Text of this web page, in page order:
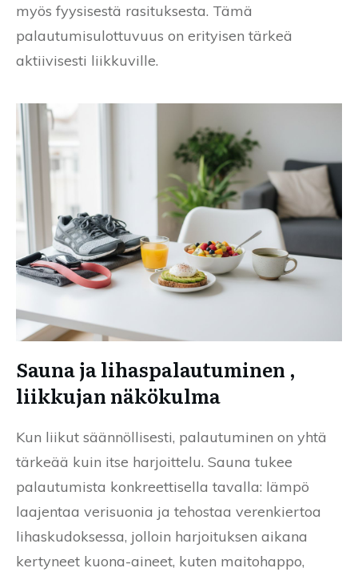
myös fyysisestä rasituksesta. Tämä
palautumisulottuvuus on erityisen tärkeä
aktiivisesti liikkuville.
Sauna ja lihaspalautuminen ,
liikkujan näkökulma
Kun liikut säännöllisesti, palautuminen on yhtä
tärkeää kuin itse harjoittelu. Sauna tukee
palautumista konkreettisella tavalla: lämpö
laajentaa verisuonia ja tehostaa verenkiertoa
lihaskudoksessa, jolloin harjoituksen aikana
kertyneet kuona-aineet, kuten maitohappo,